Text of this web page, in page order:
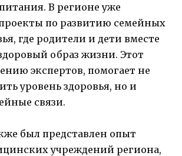
В регионе уже
по развитию семейных
где родители и дети вместе
образ жизни. Этот
экспертов, помогает не
уровень здоровья, но и
связи.
был представлен опыт
учреждений региона,